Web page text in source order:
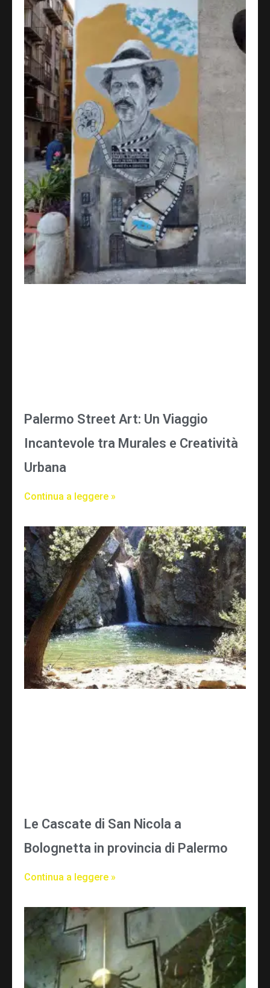
Palermo Street Art: Un Viaggio
Incantevole tra Murales e Creatività
Urbana
Continua a leggere »
Le Cascate di San Nicola a
Bolognetta in provincia di Palermo
Continua a leggere »